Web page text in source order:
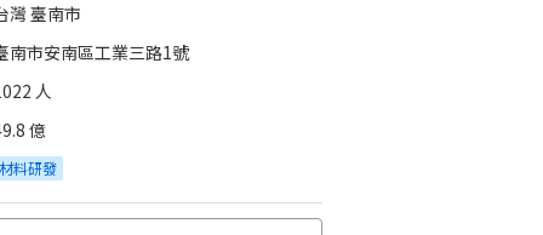
灣 臺南市
南市安南區工業三路1號
人
億
材料研發